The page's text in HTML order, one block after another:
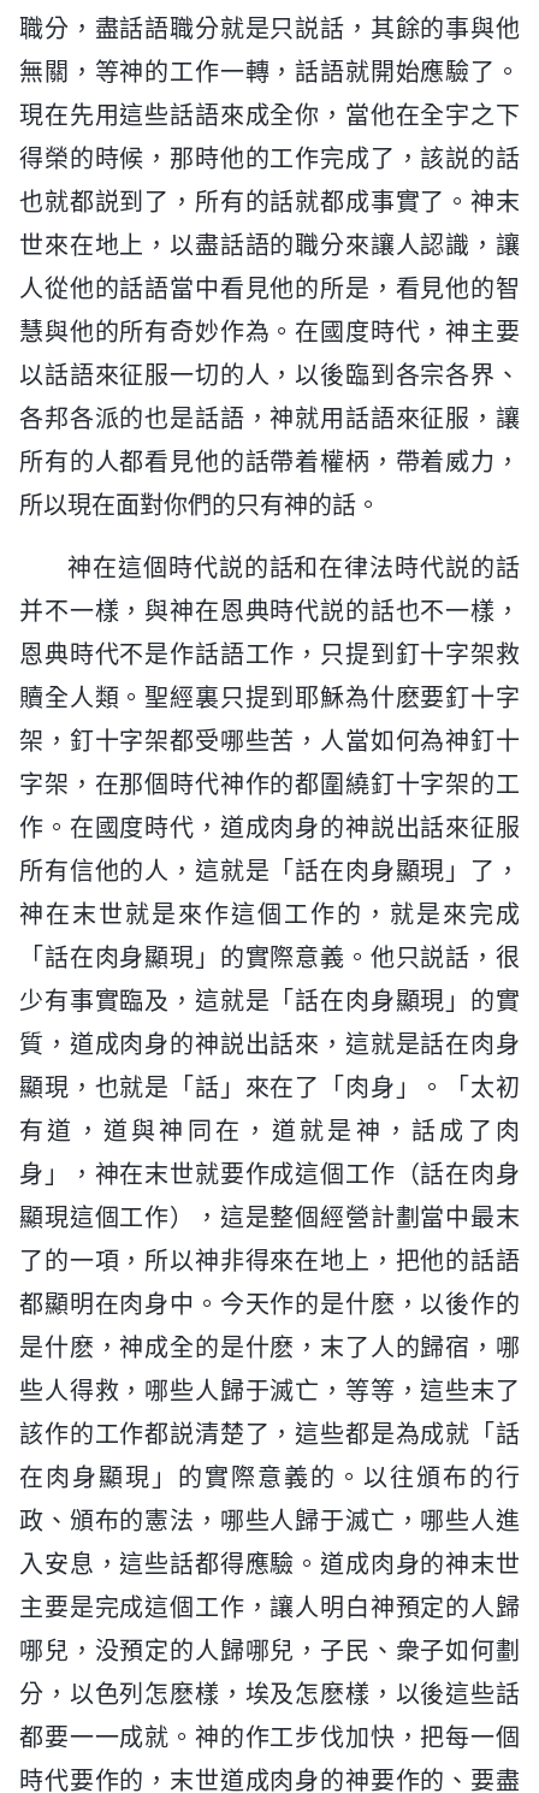
職分，盡話語職分就是只説話，其餘的事與他
無關，等神的工作一轉，話語就開始應驗了。
現在先用這些話語來成全你，當他在全宇之下
得榮的時候，那時他的工作完成了，該説的話
也就都説到了，所有的話就都成事實了。神末
世來在地上，以盡話語的職分來讓人認識，讓
人從他的話語當中看見他的所是，看見他的智
慧與他的所有奇妙作為。在國度時代，神主要
以話語來征服一切的人，以後臨到各宗各界、
各邦各派的也是話語，神就用話語來征服，讓
所有的人都看見他的話帶着權柄，帶着威力，
所以現在面對你們的只有神的話。
神在這個時代説的話和在律法時代説的話
并不一樣，與神在恩典時代説的話也不一樣，
恩典時代不是作話語工作，只提到釘十字架救
贖全人類。聖經裏只提到耶穌為什麽要釘十字
架，釘十字架都受哪些苦，人當如何為神釘十
字架，在那個時代神作的都圍繞釘十字架的工
作。在國度時代，道成肉身的神説出話來征服
所有信他的人，這就是「話在肉身顯現」了，
神在末世就是來作這個工作的，就是來完成
「話在肉身顯現」的實際意義。他只説話，很
少有事實臨及，這就是「話在肉身顯現」的實
質，道成肉身的神説出話來，這就是話在肉身
顯現，也就是「話」來在了「肉身」。「太初
有道，道與神同在，道就是神，話成了肉
身」，神在末世就要作成這個工作（話在肉身
顯現這個工作），這是整個經營計劃當中最末
了的一項，所以神非得來在地上，把他的話語
都顯明在肉身中。今天作的是什麽，以後作的
是什麽，神成全的是什麽，末了人的歸宿，哪
些人得救，哪些人歸于滅亡，等等，這些末了
該作的工作都説清楚了，這些都是為成就「話
在肉身顯現」的實際意義的。以往頒布的行
政、頒布的憲法，哪些人歸于滅亡，哪些人進
入安息，這些話都得應驗。道成肉身的神末世
主要是完成這個工作，讓人明白神預定的人歸
哪兒，没預定的人歸哪兒，子民、衆子如何劃
分，以色列怎麽樣，埃及怎麽樣，以後這些話
都要一一成就。神的作工步伐加快，把每一個
時代要作的，末世道成肉身的神要作的、要盡